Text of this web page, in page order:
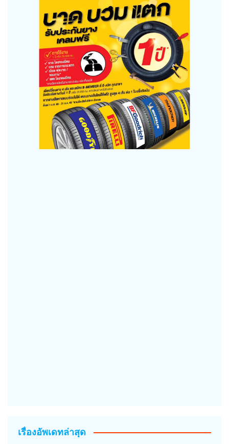
เรื่องอัพเดทล่าสุด